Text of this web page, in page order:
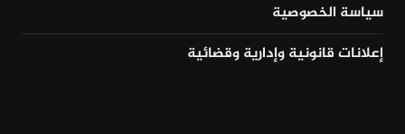
سياسة الخصوصية
إعلانات قانونية وإدارية وقضائية